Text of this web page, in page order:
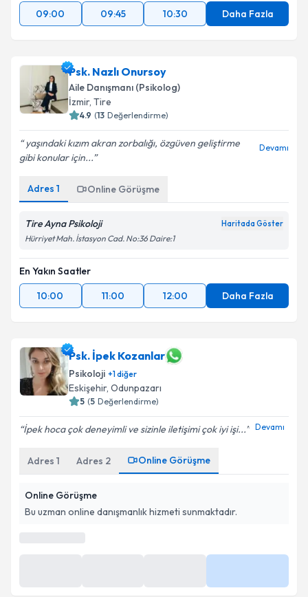
09:00
09:45 10:30 Daha Fazla
Psk. Nazlı Onursoy
Aile Danışmanı (Psikolog)
İzmir, Tire
4.9 (13 Değerlendirme)
yaşındaki kızım akran zorbalığı, özgüven geliştirme
gibi konular için...
Devamı
Adres 1 Online Görüşme
Tire Ayna Psikoloji Haritada Göster
Hürriyet Mah. İstasyon Cad. No:36 Daire:1
En Yakın Saatler
10:00
11:00 12:00 Daha Fazla
Psk. İpek Kozanlar
Psikoloji +1diğer
Eskişehir, Odunpazarı
5 (5 Değerlendirme)
İpek hoca çok deneyimli ve sizinle iletişimi çok iyi işi... Devamı
Adres 1 Adres 2 Online Görüşme
Online Görüşme
Bu uzman online danışmanlık hizmeti sunmaktadır.